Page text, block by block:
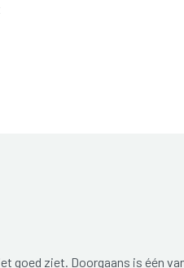
goed ziet. Doorgaans is één